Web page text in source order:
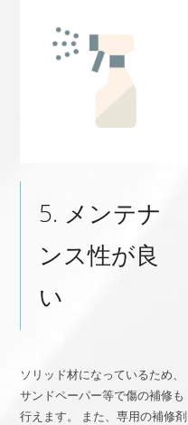
5. メンテナ
ンス性が良
い
ソリッド材になっているため、
サンドペーパー等で傷の補修も
行えます。 また、専用の補修剤